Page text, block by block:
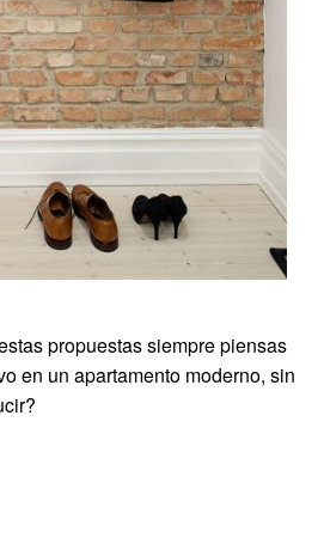
propuestas siempre piensas
en un apartamento moderno, sin